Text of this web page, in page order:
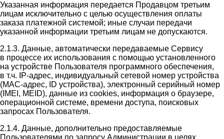
Указанная информация передается Продавцом третьим
лицам исключительно с целью осуществления оплаты
заказа платежной системой; иные случаи передачи
указанной информации третьим лицам не допускаются.
2.1.3. Данные, автоматически передаваемые Сервису
в процессе их использования с помощью установленного
на устройстве Пользователя программного обеспечения,
в т.ч. IP-адрес, индивидуальный сетевой номер устройства
(MAC-адрес, ID устройства), электронный серийный номер
(IMEI, MEID), данные из cookies, информация о браузере,
операционной системе, времени доступа, поисковых
запросах Пользователя.
2.1.4. Данные, дополнительно предоставляемые